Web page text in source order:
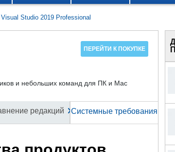
Visual Studio 2019 Professional
ПЕРЕЙТИ К ПОКУПКЕ
и небольших команд для ПК и Mac
редакций Системные требования